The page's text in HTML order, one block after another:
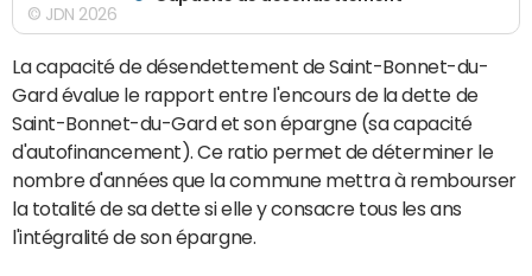
© JDN 2026
La capacité de désendettement de Saint-Bonnet-du-
Gard évalue le rapport entre l'encours de la dette de
Saint-Bonnet-du-Gard et son épargne (sa capacité
d'autofinancement). Ce ratio permet de déterminer le
nombre d'années que la commune mettra à rembourser
la totalité de sa dette si elle y consacre tous les ans
l'intégralité de son épargne.